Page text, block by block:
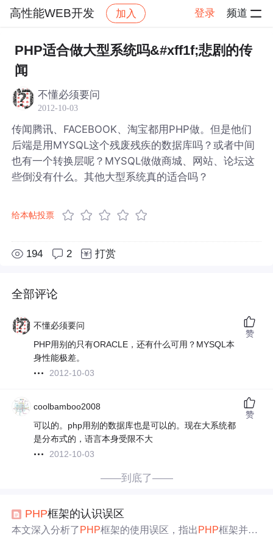
高性能WEB开发 加入 登录 频道
社区 高性能WEB开发 帖子详情
PHP适合做大型系统吗&#xff1f;悲剧的传
闻
不懂必须要问
2012-10-03
传闻腾讯、FACEBOOK、淘宝都用PHP做。但是他们
后端是用MYSQL这个残废残疾的数据库吗？或者中间
也有一个转换层呢？MYSQL做做商城、网站、论坛这
些倒没有什么。其他大型系统真的适合吗？
给本帖投票
194 2 打赏
全部评论
不懂必须要问
PHP用别的只有ORACLE，还有什么可用？MYSQL本
身性能极差。
2012-10-03
赞
coolbamboo2008
可以的。php用别的数据库也是可以的。现在大系统都
是分布式的，语言本身受限不大
2012-10-03
赞
——到底了——
PHP框架的认识误区
本文深入分析了 PHP框架的使用误区，指出 PHP框架并非